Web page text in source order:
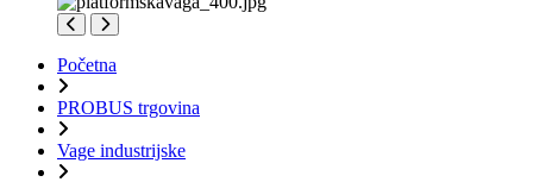
Početna
PROBUS trgovina
Vage industrijske